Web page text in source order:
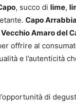
, succo di lime,
Capo
Vecchio Amaro del
offrire al
e l’autenticità
di